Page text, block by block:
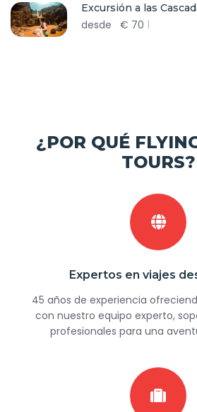
Excursión a las
desde € 70
¿POR QUÉ
TOURS?
Expertos en viajes
45 años de experiencia
con nuestro equipo experto,
profesionales para una